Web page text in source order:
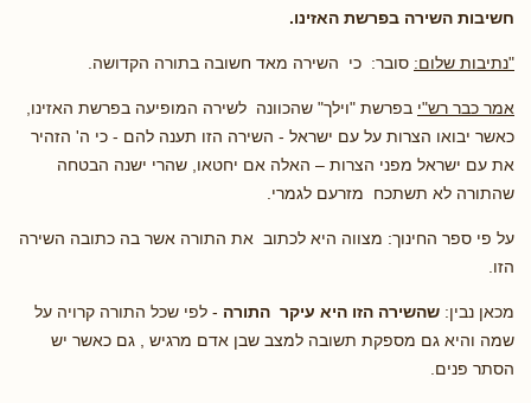
חשיבות השירה בפרשת האזינו.
"נתיבות שלום: סובר: כי השירה מאד חשובה בתורה הקדושה.
אמר כבר רש"י בפרשת "וילך" שהכוונה לשירה המופיעה בפרשת האזינו,
כאשר יבואו הצרות על עם ישראל - השירה הזו תענה להם - כי ה' הזהיר
את עם ישראל מפני הצרות – האלה אם יחטאו, שהרי ישנה הבטחה
שהתורה לא תשתכח מזרעם לגמרי.
על פי ספר החינוך: מצווה היא לכתוב את התורה אשר בה כתובה השירה
הזו.
מכאן נבין: שהשירה הזו היא עיקר התורה - לפי שכל התורה קרויה על
שמה והיא גם מספקת תשובה למצב שבן אדם מרגיש , גם כאשר יש
הסתר פנים.